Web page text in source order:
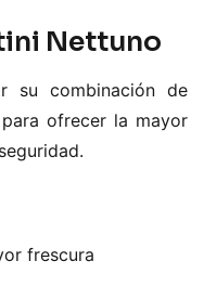
Nettuno
su combinación de
ofrecer la mayor
frescura